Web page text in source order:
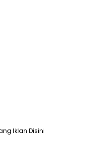
Iklan Disini